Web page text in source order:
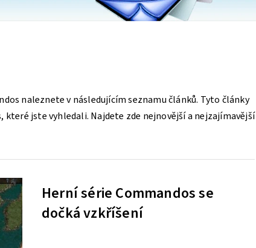
naleznete v následujícím seznamu článků. Tyto články
které jste vyhledali. Najdete zde nejnovější a nejzajímavější
Herní série Commandos se
dočká vzkříšení